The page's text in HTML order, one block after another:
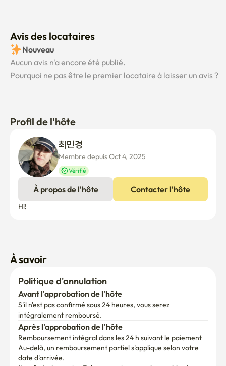
Avis des locataires
Nouveau
Aucun avis n'a encore été publié.
Pourquoi ne pas être le premier locataire à laisser un avis ?
Profil de l'hôte
Membre depuis Oct 4, 2025
Vérifié
À propos de l'hôte Contacter l'hôte
Hi!
À savoir
Politique d'annulation
Avant l'approbation de l'hôte
S'il n'est pas confirmé sous 24 heures, vous serez
intégralement remboursé.
Après l'approbation de l'hôte
Remboursement intégral dans les 24 h suivant le paiement
Au-delà, un remboursement partiel s'applique selon votre
date d'arrivée.